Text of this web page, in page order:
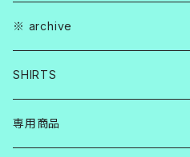
※ archive
SHIRTS
専用商品